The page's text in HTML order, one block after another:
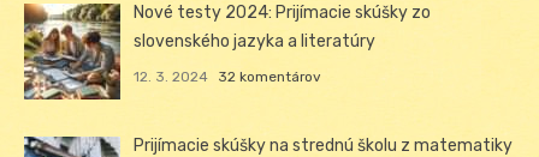
Nové testy 2024: Prijímacie skúšky zo
slovenského jazyka a literatúry
12. 3. 2024 32 komentárov
Prijímacie skúšky na strednú školu z matematiky